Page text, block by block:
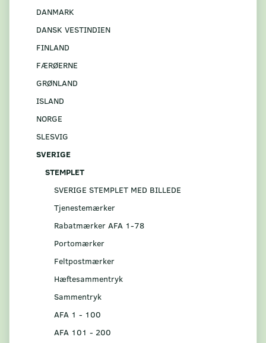
DANMARK
DANSK VESTINDIEN
FINLAND
FÆRØERNE
GRØNLAND
ISLAND
NORGE
SLESVIG
SVERIGE
STEMPLET
SVERIGE STEMPLET MED BILLEDE
Tjenestemærker
Rabatmærker AFA 1-78
Portomærker
Feltpostmærker
Hæftesammentryk
Sammentryk
AFA 1 - 100
AFA 101 - 200